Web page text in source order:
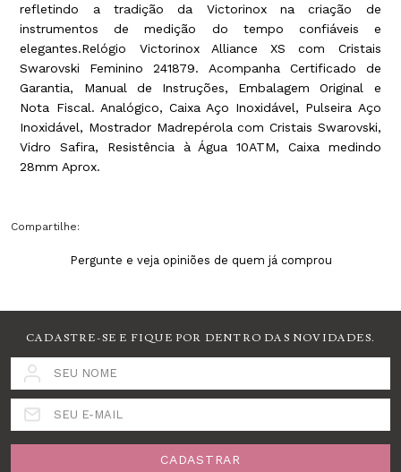
refletindo a tradição da Victorinox na criação de
instrumentos de medição do tempo confiáveis e
elegantes.Relógio Victorinox Alliance XS com Cristais
Swarovski Feminino 241879. Acompanha Certificado de
Garantia, Manual de Instruções, Embalagem Original e
Nota Fiscal. Analógico, Caixa Aço Inoxidável, Pulseira Aço
Inoxidável, Mostrador Madrepérola com Cristais Swarovski,
Vidro Safira, Resistência à Água 10ATM, Caixa medindo
28mm Aprox.
Compartilhe:
Pergunte e veja opiniões de quem já comprou
CADASTRE-SE E FIQUE POR DENTRO DAS NOVIDADES.
SEU NOME
SEU E-MAIL
CADASTRAR